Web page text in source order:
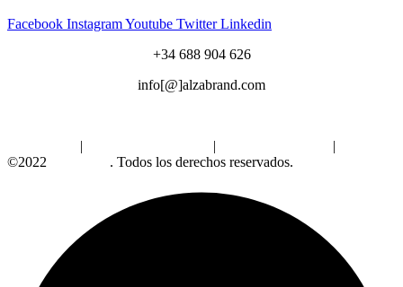
Facebook InstagramYoutube Twitter Linkedin
+34 688 904 626
info[@]alzabrand.com
| |
|
©2022
. Todos los derechos reservados.